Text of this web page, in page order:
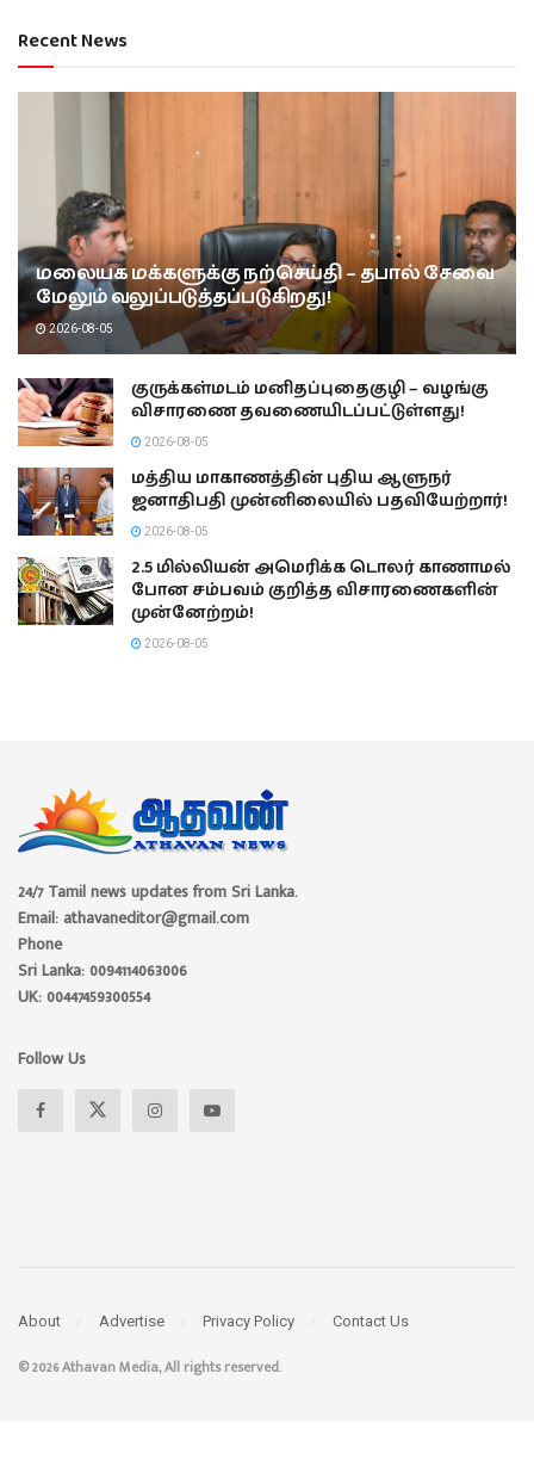
Recent News
மலையக மக்களுக்கு நற்செய்தி – தபால் சேவை
மேலும் வலுப்படுத்தப்படுகிறது!
2026-08-05
குருக்கள்மடம் மனிதப்புதைகுழி – வழங்கு
விசாரணை தவணையிடப்பட்டுள்ளது!
2026-08-05
மத்திய மாகாணத்தின் புதிய ஆளுநர்
ஜனாதிபதி முன்னிலையில் பதவியேற்றார்!
2026-08-05
2.5 மில்லியன் அமெரிக்க டொலர் காணாமல்
போன சம்பவம் குறித்த விசாரணைகளின்
முன்னேற்றம்!
2026-08-05
24/7 Tamil news updates from Sri Lanka.
Email: athavaneditor@gmail.com
Phone
Sri Lanka: 0094114063006
UK: 00447459300554
Follow Us
About Advertise Privacy Policy Contact Us
© 2026 Athavan Media, All rights reserved.